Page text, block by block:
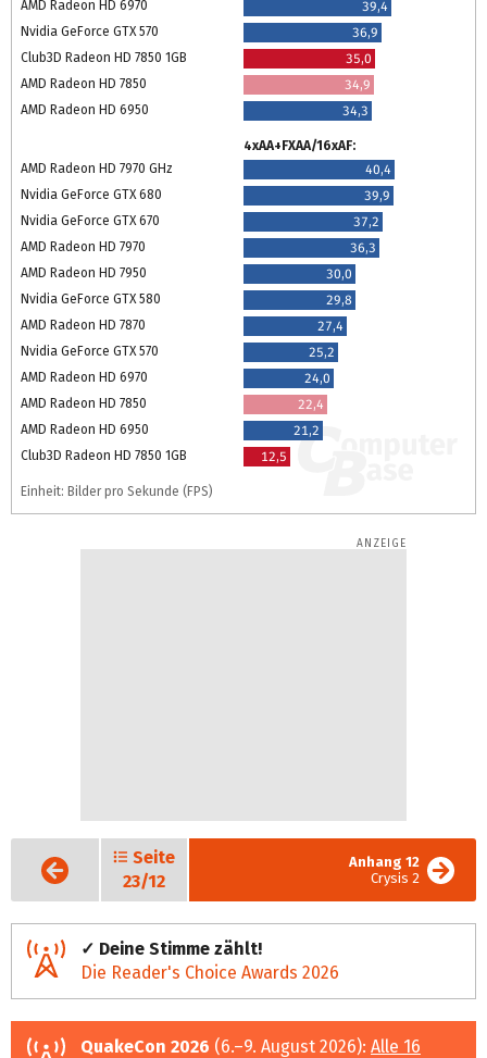
AMD Radeon HD 6970
39,4
Nvidia GeForce GTX 570
36,9
Club3D Radeon HD 7850 1GB
35,0
AMD Radeon HD 7850
34,9
AMD Radeon HD 6950
34,3
4xAA+FXAA/16xAF:
AMD Radeon HD 7970 GHz
40,4
Nvidia GeForce GTX 680
39,9
Nvidia GeForce GTX 670
37,2
AMD Radeon HD 7970
36,3
AMD Radeon HD 7950
30,0
Nvidia GeForce GTX 580
29,8
AMD Radeon HD 7870
27,4
Nvidia GeForce GTX 570
25,2
AMD Radeon HD 6970
24,0
AMD Radeon HD 7850
22,4
AMD Radeon HD 6950
21,2
Club3D Radeon HD 7850 1GB
12,5
Einheit: Bilder pro Sekunde (FPS)
Vorige
Seite
Seite
23/12
Anhang 12
Crysis 2
✓ Deine Stimme zählt!
Die Reader's Choice Awards 2026
QuakeCon 2026 (6.–9. August 2026): Alle 16